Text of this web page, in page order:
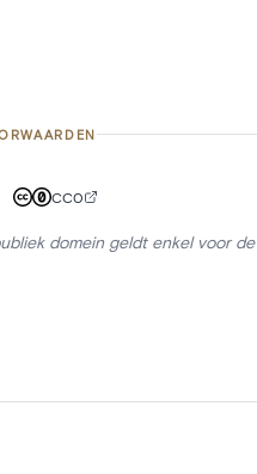
CC0
domein geldt enkel voor